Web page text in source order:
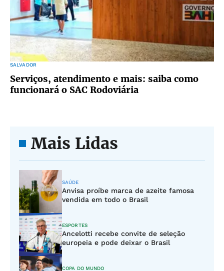
SALVADOR
Serviços, atendimento e mais: saiba como
funcionará o SAC Rodoviária
Mais Lidas
SAÚDE
Anvisa proíbe marca de azeite famosa
vendida em todo o Brasil
ESPORTES
Ancelotti recebe convite de seleção
europeia e pode deixar o Brasil
COPA DO MUNDO